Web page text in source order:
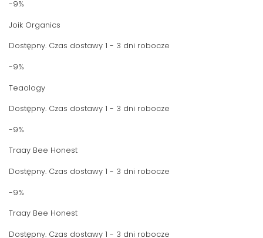
-9%
Joik Organics
Dostępny. Czas dostawy 1 - 3 dni robocze
-9%
Teaology
Dostępny. Czas dostawy 1 - 3 dni robocze
-9%
Traay Bee Honest
Dostępny. Czas dostawy 1 - 3 dni robocze
-9%
Traay Bee Honest
Dostępny. Czas dostawy 1 - 3 dni robocze